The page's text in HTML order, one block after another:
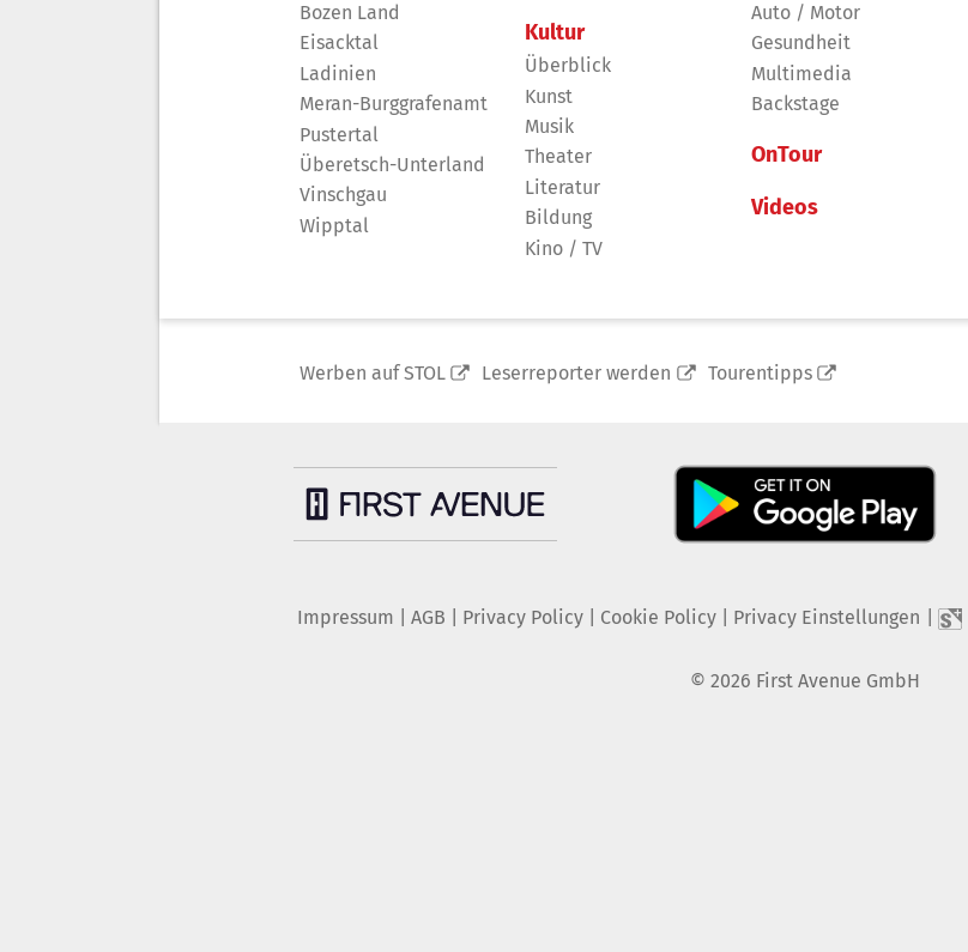
Bozen Land
Eisacktal
Ladinien
Meran-Burggrafenamt
Pustertal
Überetsch-Unterland
Vinschgau
Wipptal
Kultur
Überblick
Kunst
Musik
Theater
Literatur
Bildung
Kino / TV
Auto / Motor
Gesundheit
Multimedia
Backstage
OnTour
Videos
Werben auf STOL Leserreporter werden Tourentipps
Impressum AGB Privacy Policy| Cookie Policy| Privacy Einstellungen
© 2026 First Avenue GmbH